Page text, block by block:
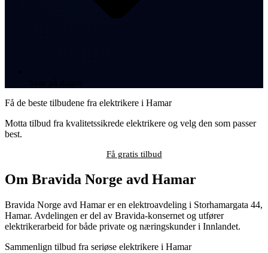
Få de beste tilbudene fra elektrikere i Hamar
Motta tilbud fra kvalitetssikrede elektrikere og velg den som passer
best.
Få gratis tilbud
Om Bravida Norge avd Hamar
Bravida Norge avd Hamar er en elektroavdeling i Storhamargata 44,
Hamar. Avdelingen er del av Bravida-konsernet og utfører
elektrikerarbeid for både private og næringskunder i Innlandet.
Sammenlign tilbud fra seriøse elektrikere i Hamar